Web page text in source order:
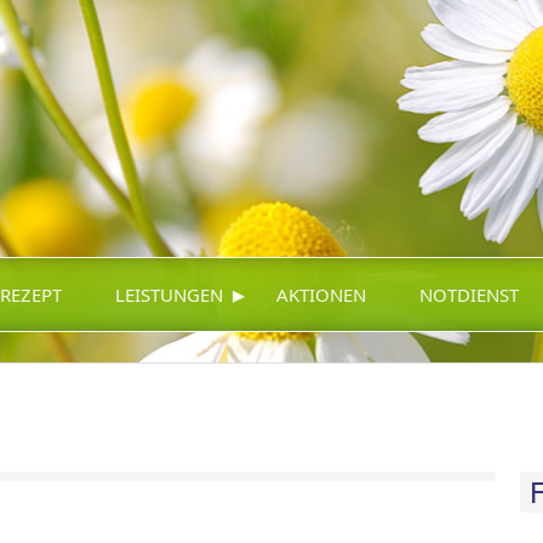
LEISTUNGEN ▸ AKTIONEN NOTDIENST